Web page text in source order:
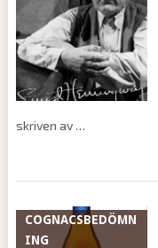
skriven av
COGNACSBEDÖMN
ING